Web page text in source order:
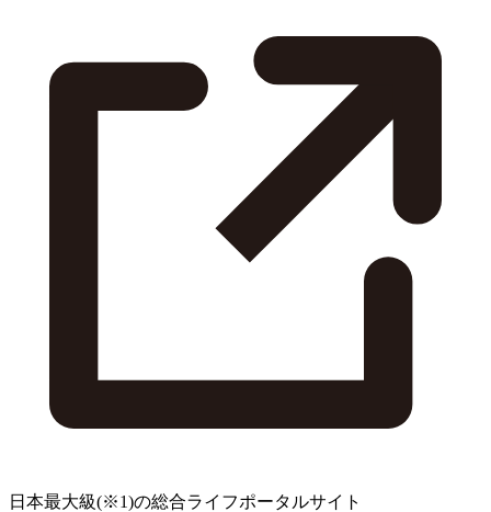
日本最大級(※1)の総合ライフポータルサイト